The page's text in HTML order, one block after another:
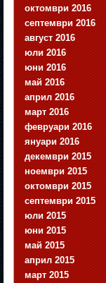
октомври 2016
септември 2016
август 2016
юли 2016
юни 2016
май 2016
април 2016
март 2016
февруари 2016
януари 2016
декември 2015
ноември 2015
октомври 2015
септември 2015
юли 2015
юни 2015
май 2015
април 2015
март 2015